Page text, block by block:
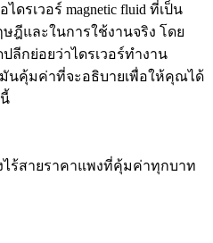
รเวอร์ magnetic fluid ที่เป็น
ษฎีและในการใช้งานจริง โดย
ลีกย่อยว่าไดรเวอร์ทำงาน
นคุ้มค่าที่จะอธิบายเพื่อให้คุณได้
งไร้สายราคาแพงที่คุ้มค่าทุกบาท